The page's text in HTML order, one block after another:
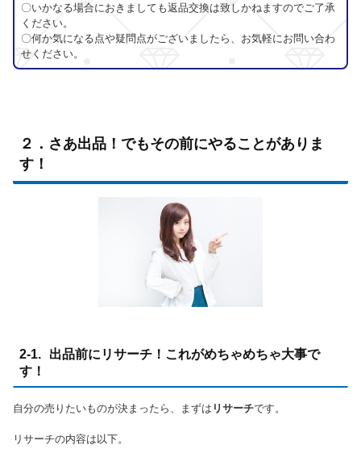
〇いかなる場合におきましても返品交換は致しかねますのでご了承
ください。
〇何か気になる点や疑問点がございましたら、お気軽にお問い合わ
せください。
２．さあ出品！でもその前にやることがありま
す！
2-1. 出品前にリサーチ！これがめちゃめちゃ大事で
す！
自分の売りたいものが決まったら、まずは リサーチです。
リサーチの内容は以下。